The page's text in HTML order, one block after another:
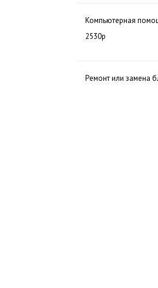
Компьютерная
2530p
Ремонт или замена